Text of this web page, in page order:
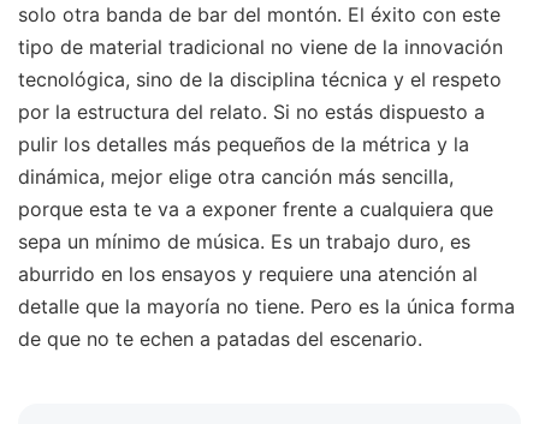
solo otra banda de bar del montón. El éxito con este
tipo de material tradicional no viene de la innovación
tecnológica, sino de la disciplina técnica y el respeto
por la estructura del relato. Si no estás dispuesto a
pulir los detalles más pequeños de la métrica y la
dinámica, mejor elige otra canción más sencilla,
porque esta te va a exponer frente a cualquiera que
sepa un mínimo de música. Es un trabajo duro, es
aburrido en los ensayos y requiere una atención al
detalle que la mayoría no tiene. Pero es la única forma
de que no te echen a patadas del escenario.